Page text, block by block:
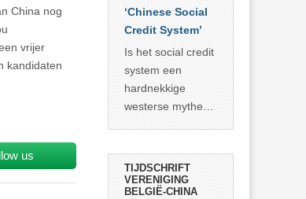
China nog
vrijer
kandidaten
us
zien dat
… >> lees meer
voorbije veertig
jaar in slaagde
meer dan 800
miljoen mensen
uit de armoede
… >> lees meer
‘Chinese Social
Credit System’
Is het social credit
system een
hardnekkige
westerse mythe of
TIJDSCHRIFT
VERENIGING
BELGIË-CHINA